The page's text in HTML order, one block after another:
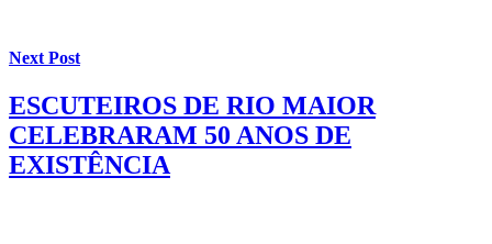
Next Post
ESCUTEIROS DE RIO MAIOR
CELEBRARAM 50 ANOS DE
EXISTÊNCIA